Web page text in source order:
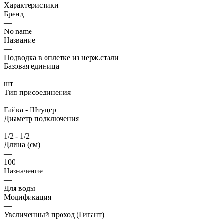
Характеристики
Бренд
—
No name
Название
—
Подводка в оплетке из нерж.стали
Базовая единица
—
шт
Тип присоединения
—
Гайка - Штуцер
Диаметр подключения
—
1/2 - 1/2
Длина (см)
—
100
Назначение
—
Для воды
Модификация
—
Увеличенный проход (Гигант)